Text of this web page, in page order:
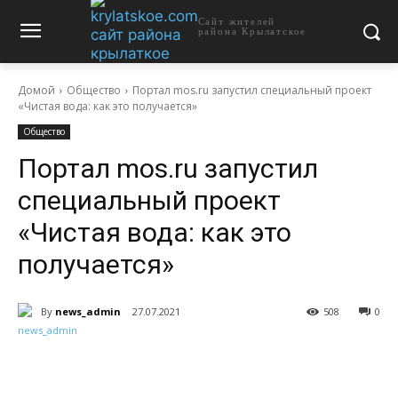
Сайт жителей
района Крылатское
Домой Общество
Портал mos.ru запустил специальный проект
«Чистая вода: как это получается»
Общество
Портал mos.ru запустил
специальный проект
«Чистая вода: как это
получается»
By news_admin 27.07.2021 0
508